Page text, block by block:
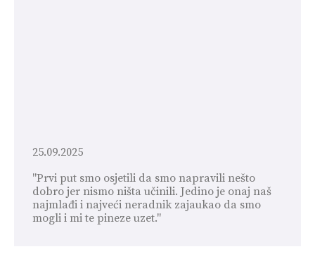
25.09.2025
"Prvi put smo osjetili da smo napravili nešto
dobro jer nismo ništa učinili. Jedino je onaj naš
najmlađi i najveći neradnik zajaukao da smo
mogli i mi te pineze uzet."